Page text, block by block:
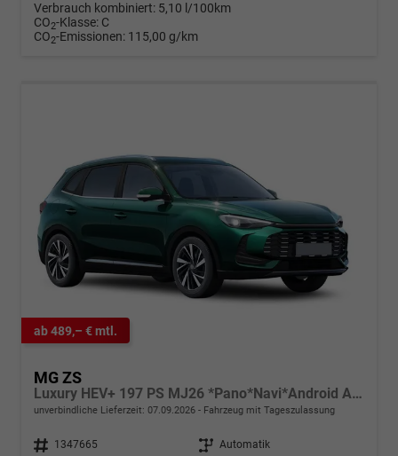
Verbrauch kombiniert: 5,10 l/100km
CO2-Klasse: C
CO2-Emissionen: 115,00 g/km
ab 489,– € mtl.
MG ZS
Luxury HEV+ 197 PS MJ26 *Pano*Navi*Android Auto*SHZ*360°*Kunstleder*Klimaauto*ACC
unverbindliche Lieferzeit: 07.09.2026 Fahrzeug mit Tageszulassung
Fahrzeugnr. 1347665 Getriebe Automatik